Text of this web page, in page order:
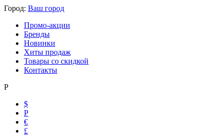
Город: Ваш город
Промо-акции
Бренды
Новинки
Хиты продаж
Товары со скидкой
Контакты
Р
$
Р
€
£